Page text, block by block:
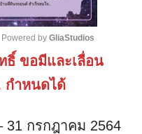
M
u
t
Powered by GliaStudios
ธิ์ ขอมีและเลื่อน
กําหนดได้
31 กรกฎาคม 2564